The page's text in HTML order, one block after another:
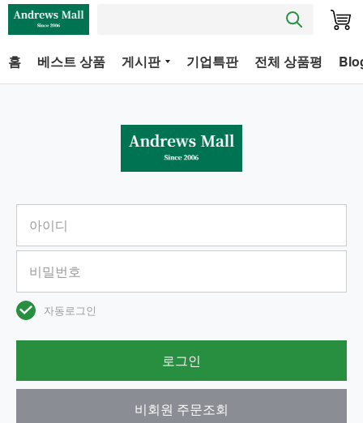
홈 베스트 상품 게시판 기업특판 전체 상품평
자동로그인
로그인
비회원 주문조회